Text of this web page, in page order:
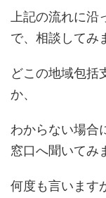
上記の流れに
で、相談してみ
どこの地域包括
か、
わからない場合
窓口へ聞いてみ
何度も言います